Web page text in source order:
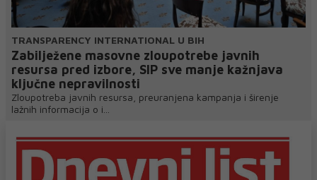
TRANSPARENCY INTERNATIONAL U BIH
Zabilježene masovne zloupotrebe javnih
resursa pred izbore, SIP sve manje kažnjava
ključne nepravilnosti
Zloupotreba javnih resursa, preuranjena kampanja i širenje
lažnih informacija o i...